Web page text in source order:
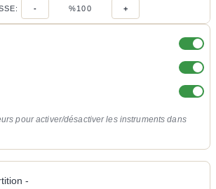
- %100 +
pour activer/désactiver les instruments dans
-